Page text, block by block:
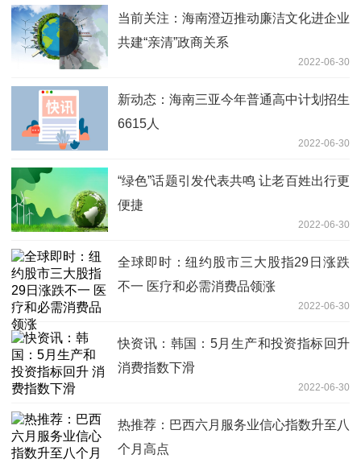
当前关注：海南澄迈推动廉洁文化进企业
共建“亲清”政商关系
2022-06-30
新动态：海南三亚今年普通高中计划招生
6615人
2022-06-30
“绿色”话题引发代表共鸣 让老百姓出行更
便捷
2022-06-30
全球即时：纽约股市三大股指29日涨跌
不一 医疗和必需消费品领涨
2022-06-30
快资讯：韩国：5月生产和投资指标回升
消费指数下滑
2022-06-30
热推荐：巴西六月服务业信心指数升至八
个月高点